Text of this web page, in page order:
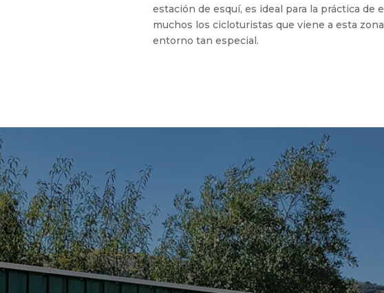
estación de esquí, es ideal para la práctica de
muchos los cicloturistas que viene a esta
entorno tan especial.